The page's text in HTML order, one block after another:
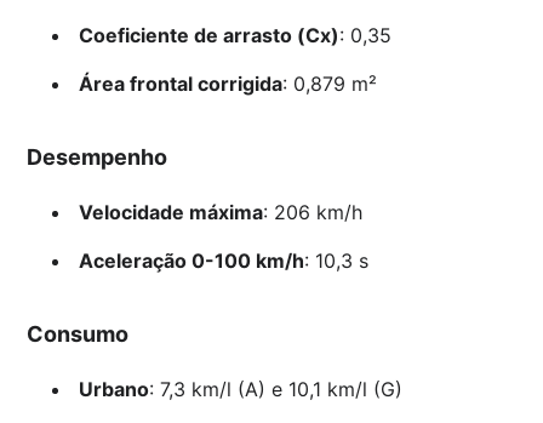
Coeficiente de arrasto (Cx): 0,35
Área frontal corrigida: 0,879 m²
Desempenho
Velocidade máxima: 206 km/h
Aceleração 0-100 km/h: 10,3 s
Consumo
Urbano: 7,3 km/l (A) e 10,1 km/l (G)